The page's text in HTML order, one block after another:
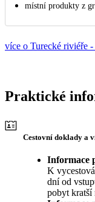
místní produkty z
více o Turecké riviéře -
Praktické
Cestovní doklady a
Informace
K
dní od
pobyt kratší